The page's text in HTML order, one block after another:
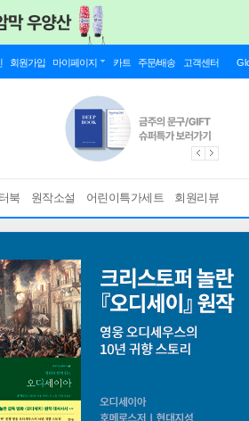
회원가입 마이페이지 카트 주문/배송 고객센터
북 원작소설 어린이특가세트 회원리뷰